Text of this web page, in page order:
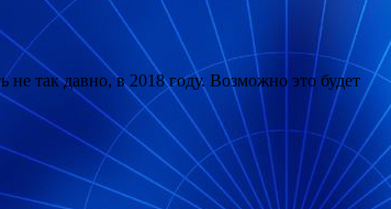
так давно, в 2018 году. Возможно это будет